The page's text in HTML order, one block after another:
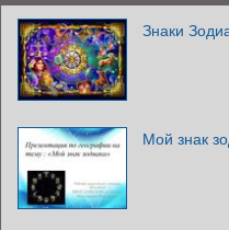
Знаки
Мой знак